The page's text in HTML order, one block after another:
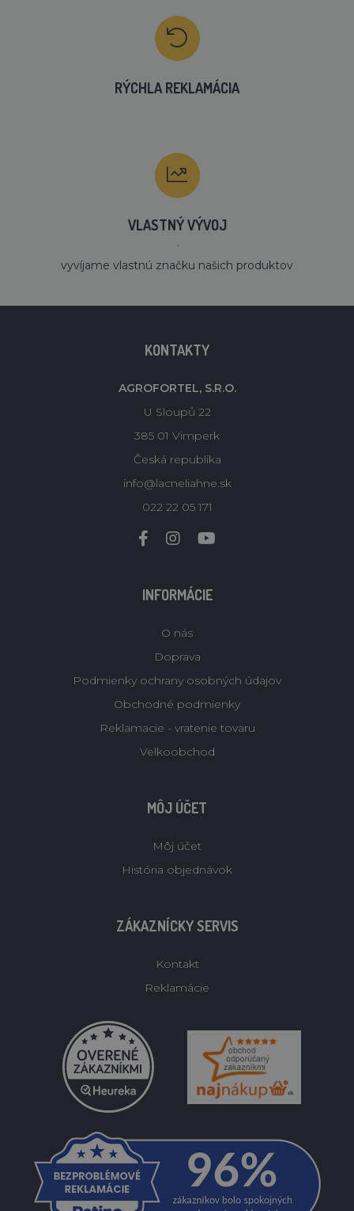
RÝCHLA REKLAMÁCIA
VLASTNÝ VÝVOJ
´
vyvíjame vlastnú značku našich produktov
KONTAKTY
AGROFORTEL, S.R.O.
U Sloupů 22
385 01 Vimperk
Česká republika
info@lacneliahne.sk
022 22 05 171
INFORMÁCIE
O nás
Doprava
Podmienky ochrany osobných údajov
Obchodné podmienky
Reklamacie - vratenie tovaru
Velkoobchod
MÔJ ÚČET
Môj účet
História objednávok
ZÁKAZNÍCKY SERVIS
Kontakt
Reklamácie